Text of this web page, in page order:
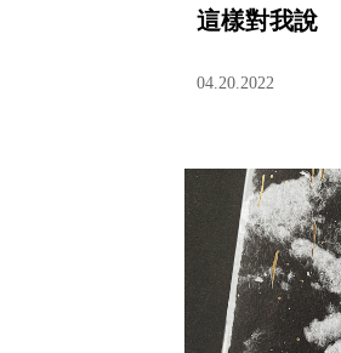
這樣對我說
04.20.2022